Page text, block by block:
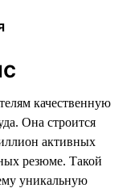
качественную
Она строится
активных
резюме. Такой
уникальную